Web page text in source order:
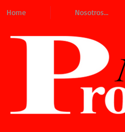
Home Nosotros...